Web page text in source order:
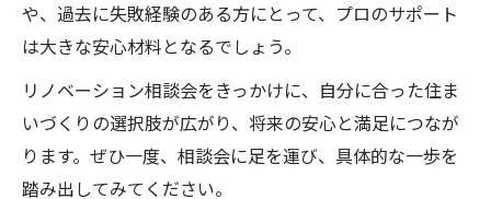
や、過去に失敗経験のある方にとって、プロのサポート
は大きな安心材料となるでしょう。
リノベーション相談会をきっかけに、自分に合った住ま
いづくりの選択肢が広がり、将来の安心と満足につなが
ります。ぜひ一度、相談会に足を運び、具体的な一歩を
踏み出してみてください。